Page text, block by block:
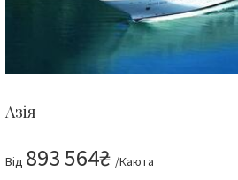
Азія
Від 893 564₴ /Каюта